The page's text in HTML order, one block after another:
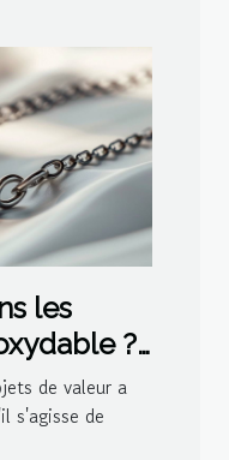
les
?
de valeur a
s'agisse de